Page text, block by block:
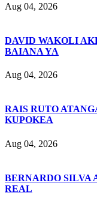
Aug 04, 2026
DAVID WAKOLI
BAIANA YA
Aug 04, 2026
RAIS RUTO
KUPOKEA
Aug 04, 2026
BERNARDO SILVA
REAL